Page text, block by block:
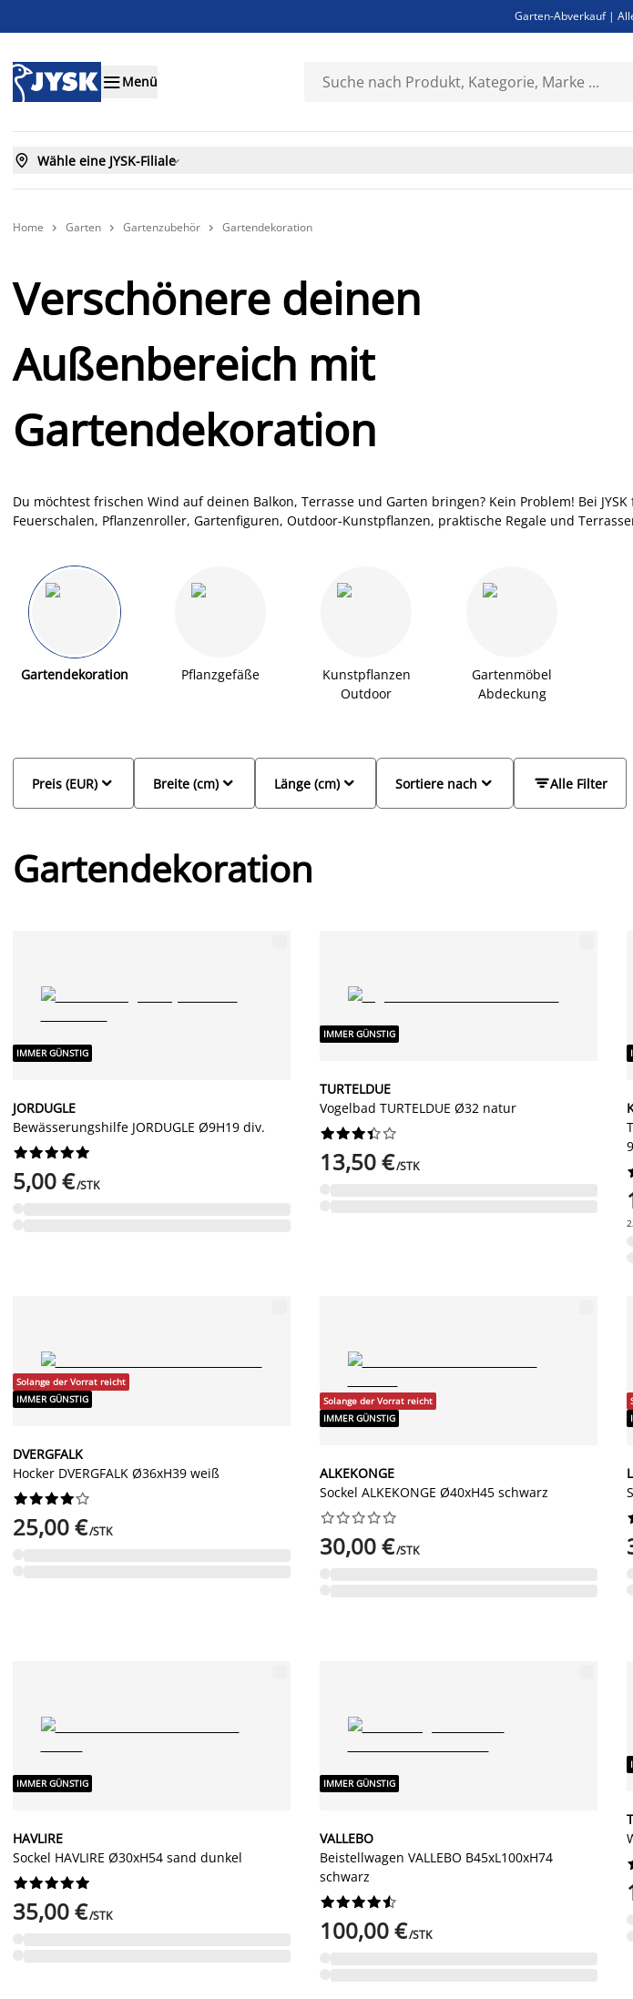
Garten-Abverkauf |
Bist du Unternehmer?
Menü
 Wähle eine JYSK-Filiale
Home  Garten  Gartenzubehör  Gartendekoration
Verschönere deinen
Außenbereich mit
Gartendekoration
Du möchtest frischen Wind auf deinen Balkon, Terrasse und Garten bringen? Kein Problem! Bei
Feuerschalen, Pflanzenroller, Gartenfiguren, Outdoor-Kunstpflanzen, praktische Regale und
großartige Angebote die zu dir passen!
Gartendekoration Pflanzgefäße
Kunstpflanzen
Outdoor
Gartenmöbel
Abdeckung

Preis (EUR) 
Breite (cm) 
Länge (cm) Alle Filter

Sortiere nach
Gartendekoration
IMMER GÜNSTIG
JORDUGLE
Bewässerungshilfe JORDUGLE Ø9H19 div.






5,00 €/STK
IMMER GÜNSTIG
TURTELDUE
Vogelbad TURTELDUE Ø32 natur






13,50 €/STK
Solange der Vorrat reicht
IMMER GÜNSTIG
DVERGFALK
Hocker DVERGFALK Ø36xH39 weiß






25,00 €/STK
Solange der Vorrat reicht
IMMER GÜNSTIG
ALKEKONGE
Sockel ALKEKONGE Ø40xH45 schwarz






30,00 €/STK
IMMER GÜNSTIG
HAVLIRE
Sockel HAVLIRE Ø30xH54 sand dunkel






35,00 €/STK
IMMER GÜNSTIG
VALLEBO
Beistellwagen VALLEBO B45xL100xH74
schwarz






100,00 €/STK